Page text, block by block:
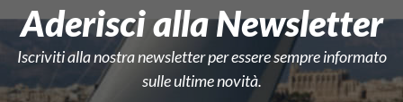
Aderisci alla Newsletter
Iscriviti alla nostra newsletter per essere sempre informato
sulle ultime novità.